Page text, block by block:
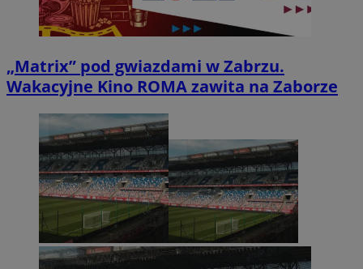
„Matrix” pod gwiazdami w Zabrzu.
Wakacyjne Kino ROMA zawita na Zaborze